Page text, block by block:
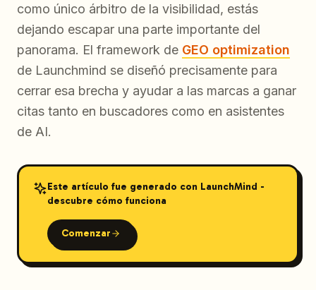
como único árbitro de la visibilidad, estás
dejando escapar una parte importante del
panorama. El framework de GEO optimization
de Launchmind se diseñó precisamente para
cerrar esa brecha y ayudar a las marcas a ganar
citas tanto en buscadores como en asistentes
de AI.
Este artículo fue generado con LaunchMind -
descubre cómo funciona
Comenzar